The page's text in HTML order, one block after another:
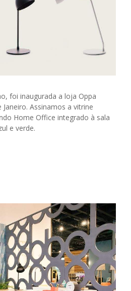
foi inaugurada a loja Oppa
Janeiro. Assinamos a vitrine
Home Office integrado à sala
e verde.